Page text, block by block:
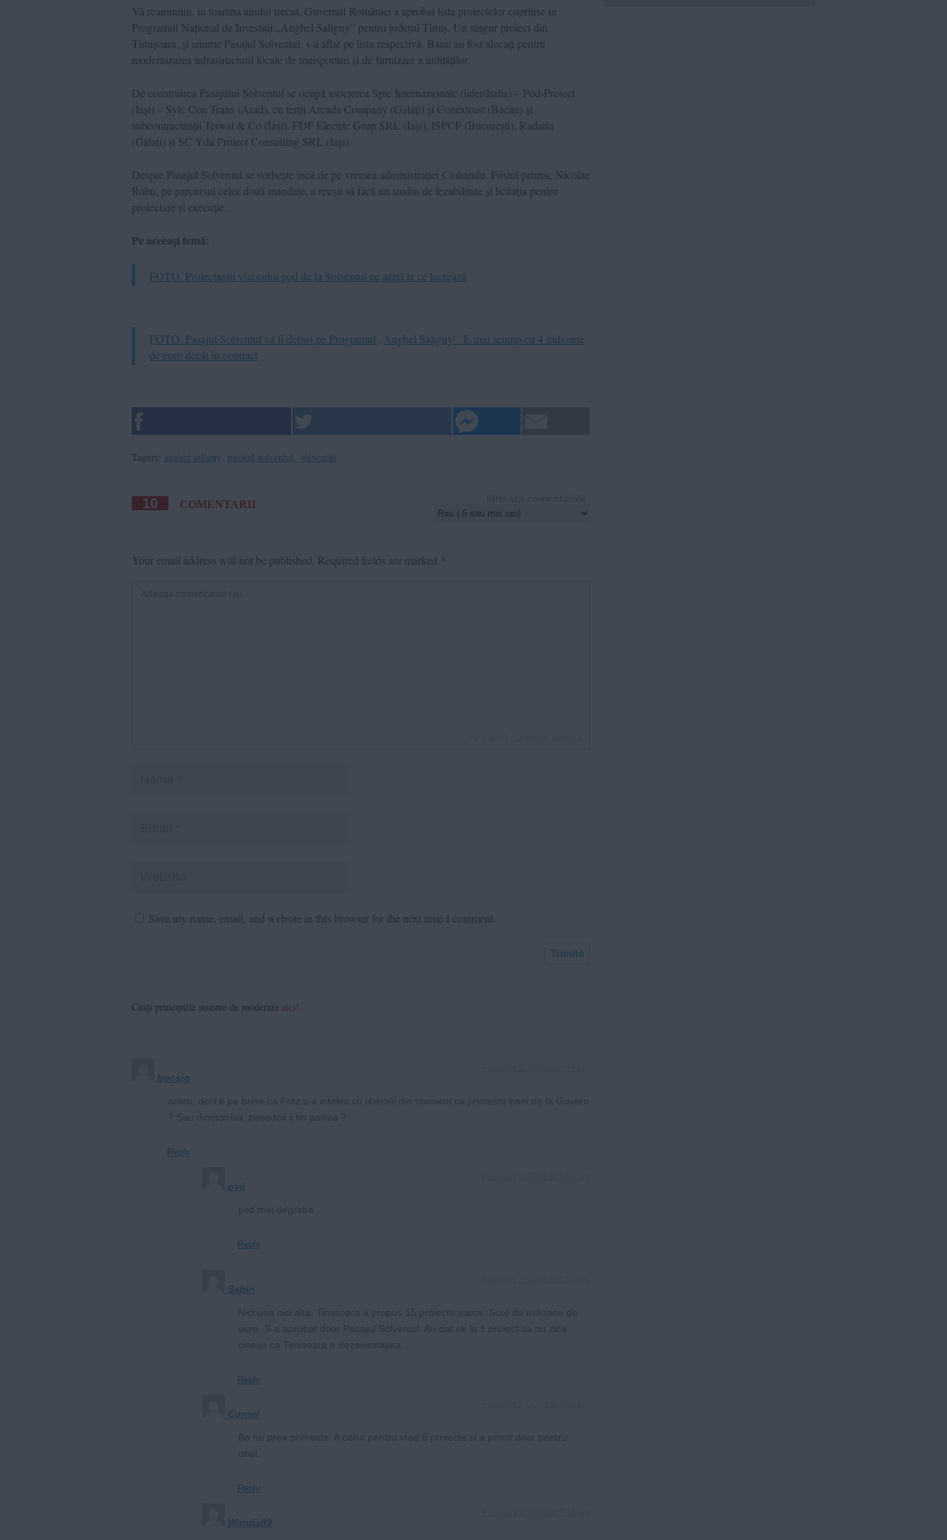
Vă reamintim, în toamna anului trecut, Guvernul României a aprobat lista proiectelor cuprinse în
Programul Național de Investiții „Anghel Saligny” pentru județul Timiș. Un singur proiect din
Timișoara, și anume Pasajul Solventul, s-a aflat pe lista respectivă. Banii au fost alocați pentru
modernizarea infrastructurii locale de transporturi și de furnizare a utilităților.
De construirea Pasajului Solventul se ocupă asocierea Spic Internazionale (lider/Italia) – Pod-Proiect
(Iași) – Sylc Con Trans (Arad), cu terții Arcada Company (Galați) și Conextrust (Bacău) și
subcontractanții Teoval & Co (Iași), FDF Electric Grup SRL (Iași), ISPCF (București), Radaria
(Galați) și SC Yda Proiect Consulting SRL (Iași).
Despre Pasajul Solventul se vorbește încă de pe vremea administrației Ciuhandu. Fostul primar, Nicolae
Robu, pe parcursul celor două mandate, a reușit să facă un studiu de fezabilitate și licitația pentru
proiectare și execuție.
Pe aceeași temă:
FOTO. Proiectanții viitorului pod de la Solventul ne arată la ce lucrează
FOTO. Pasajul Solventul va fi depus pe Programul „Anghel Saligny”. E mai scump cu 4 milioane
de euro decât în contract
Taguri: anghel saligny pasajul solventul solventul
10 COMENTARII
Your email address will not be published. Required fields are marked *
Save my name, email, and website in this browser for the next time I comment.
Citiți principiile noastre de moderare aici!
bocsig
Reply
ovii
Reply
Sabin
Reply
Cornel
Reply
Wanda89